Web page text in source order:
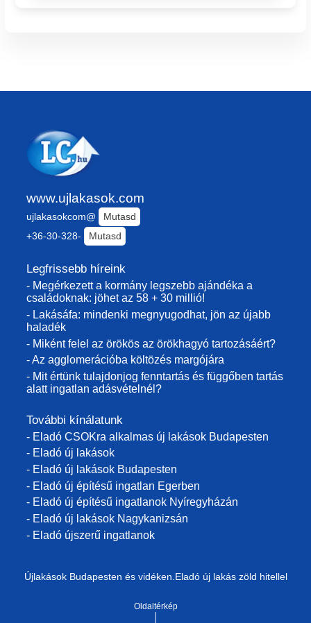
www.ujlakasok.com
ujlakasokcom@
Mutasd
+36-30-328-
Mutasd
Legfrissebb híreink
- Megérkezett a kormány legszebb ajándéka a
családoknak: jöhet az 58 + 30 millió!
- Lakásáfa: mindenki megnyugodhat, jön az újabb
haladék
- Miként felel az örökös az örökhagyó tartozásáért?
- Az agglomerációba költözés margójára
- Mit értünk tulajdonjog fenntartás és függőben tartás
alatt ingatlan adásvételnél?
További kínálatunk
- Eladó CSOKra alkalmas új lakások Budapesten
- Eladó új lakások
- Eladó új lakások Budapesten
- Eladó új építésű ingatlan Egerben
- Eladó új építésű ingatlanok Nyíregyházán
- Eladó új lakások Nagykanizsán
- Eladó újszerű ingatlanok
Újlakások Budapesten és vidéken.Eladó új lakás zöld hitellel
Oldaltérkép